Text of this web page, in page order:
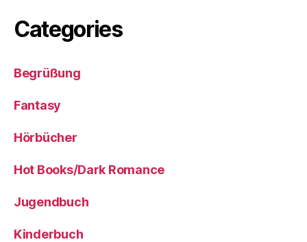
Categories
Begrüßung
Fantasy
Hörbücher
Hot Books/Dark Romance
Jugendbuch
Kinderbuch